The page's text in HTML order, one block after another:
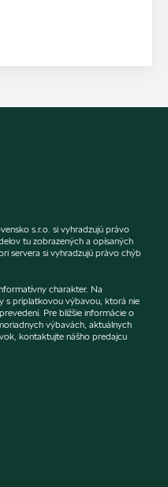
s.r.o. si vyhradzujú právo
tu zobrazených a opísaných
servera si vyhradzujú právo chýb
charakter. Na
s príplatkovou výbavou, ktorá nie
Pre bližšie informácie o
výbavách, aktuálnych
kontaktujte nášho predajcu